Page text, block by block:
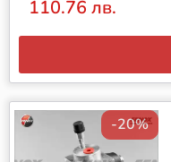
110.76 лв.
-20%